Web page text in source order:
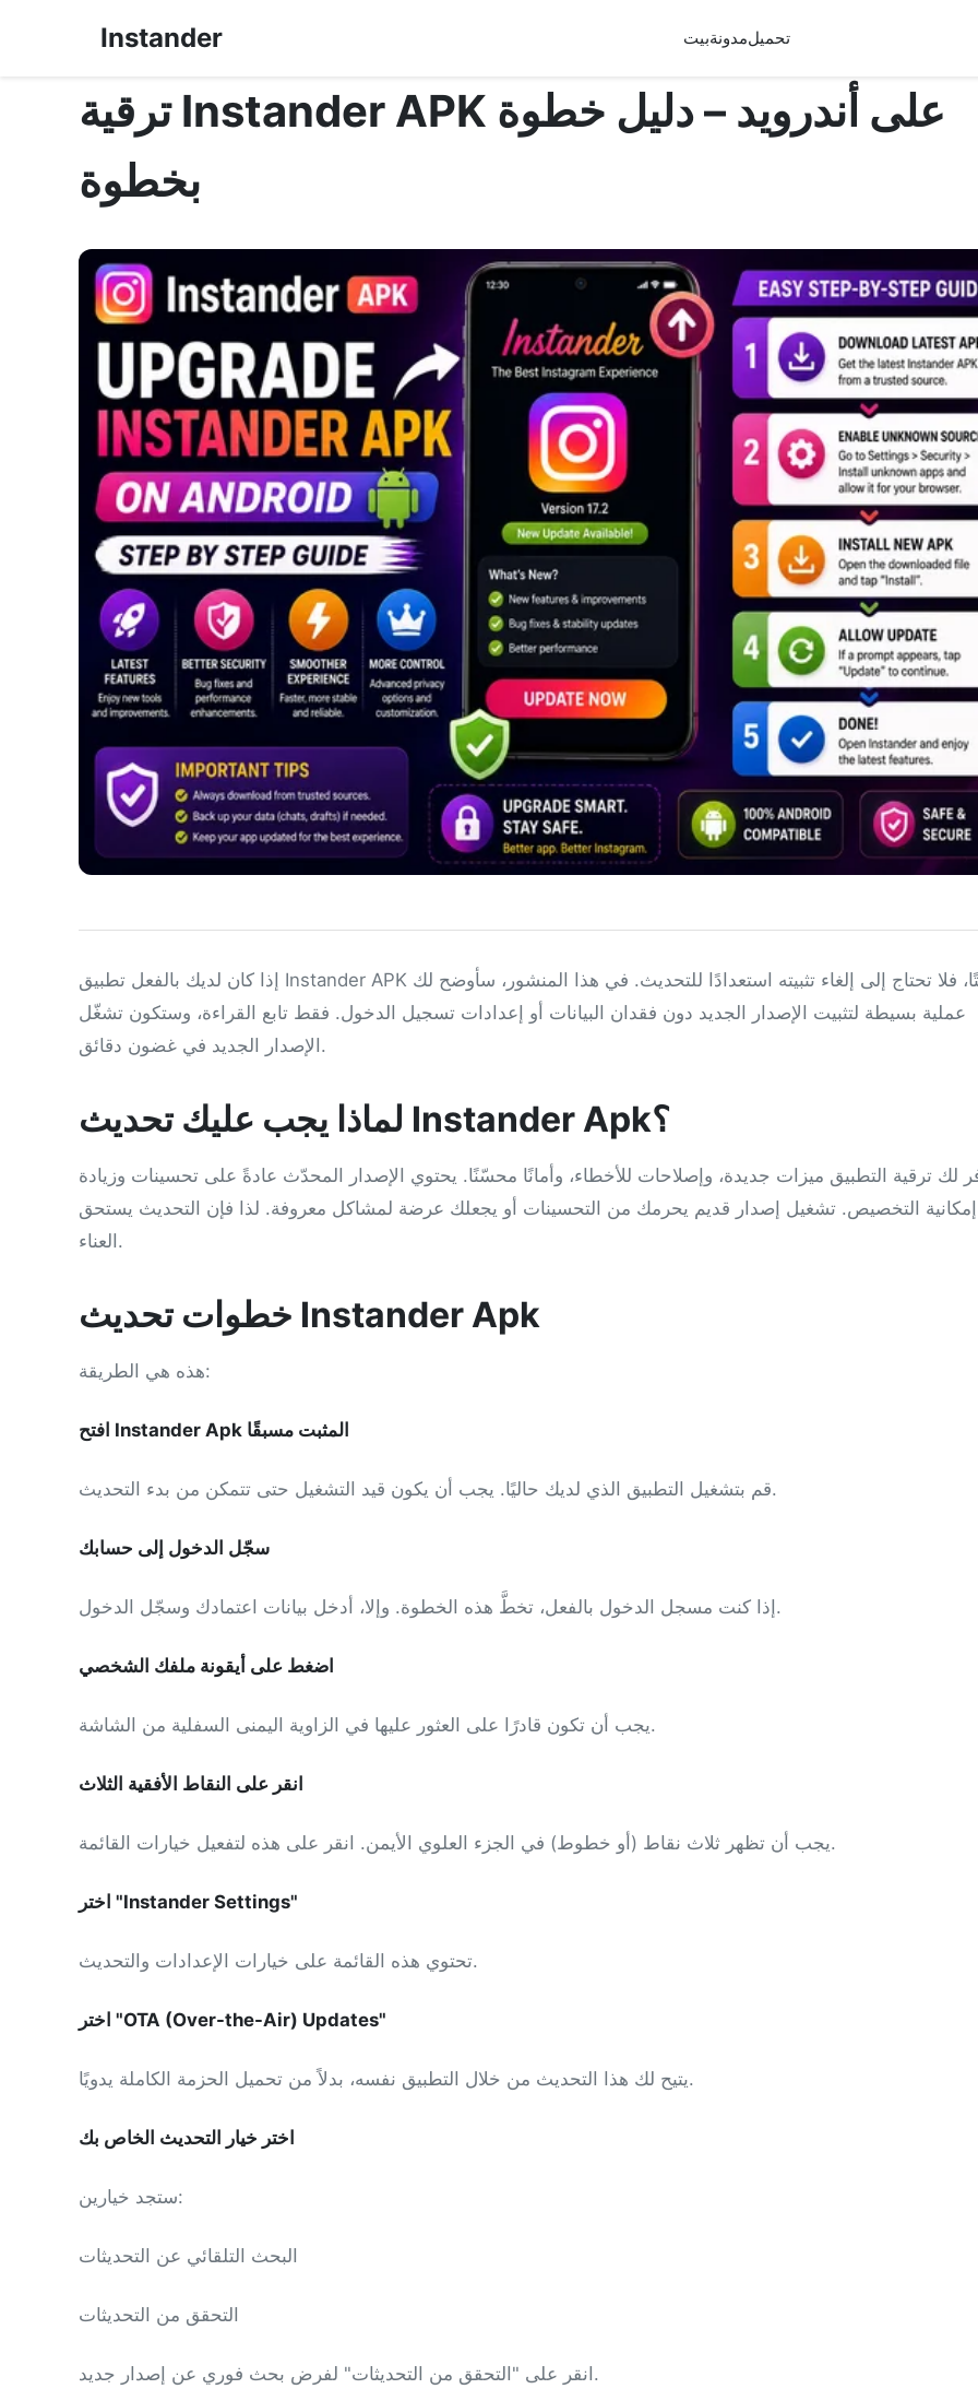
Instander بيتمدونةتحميل
ترقية Instander APK على أندرويد – دليل خطوة
بخطوة
إذا كان لديك بالفعل تطبيق Instander APK مثبتًا، فلا تحتاج إلى إلغاء تثبيته استعدادًا للتحديث. في هذا المنشور، سأوضح لك
عملية بسيطة لتثبيت الإصدار الجديد دون فقدان البيانات أو إعدادات تسجيل الدخول. فقط تابع القراءة، وستكون تشغّل
الإصدار الجديد في غضون دقائق.
لماذا يجب عليك تحديث Instander Apk؟
لك ترقية التطبيق ميزات جديدة، وإصلاحات للأخطاء، وأمانًا محسّنًا. يحتوي الإصدار المحدّث عادةً على تحسينات وزيادة
التخصيص. تشغيل إصدار قديم يحرمك من التحسينات أو يجعلك عرضة لمشاكل معروفة. لذا فإن التحديث يستحق
العناء.
خطوات تحديث Instander Apk
هذه هي الطريقة:
افتح Instander Apk المثبت مسبقًا
قم بتشغيل التطبيق الذي لديك حاليًا. يجب أن يكون قيد التشغيل حتى تتمكن من بدء التحديث.
سجّل الدخول إلى حسابك
إذا كنت مسجل الدخول بالفعل، تخطَّ هذه الخطوة. وإلا، أدخل بيانات اعتمادك وسجّل الدخول.
اضغط على أيقونة ملفك الشخصي
يجب أن تكون قادرًا على العثور عليها في الزاوية اليمنى السفلية من الشاشة.
انقر على النقاط الأفقية الثلاث
يجب أن تظهر ثلاث نقاط (أو خطوط) في الجزء العلوي الأيمن. انقر على هذه لتفعيل خيارات القائمة.
اختر "Instander Settings"
تحتوي هذه القائمة على خيارات الإعدادات والتحديث.
اختر "OTA (Over-the-Air) Updates"
يتيح لك هذا التحديث من خلال التطبيق نفسه، بدلاً من تحميل الحزمة الكاملة يدويًا.
اختر خيار التحديث الخاص بك
ستجد خيارين:
البحث التلقائي عن التحديثات
التحقق من التحديثات
انقر على "التحقق من التحديثات" لفرض بحث فوري عن إصدار جديد.